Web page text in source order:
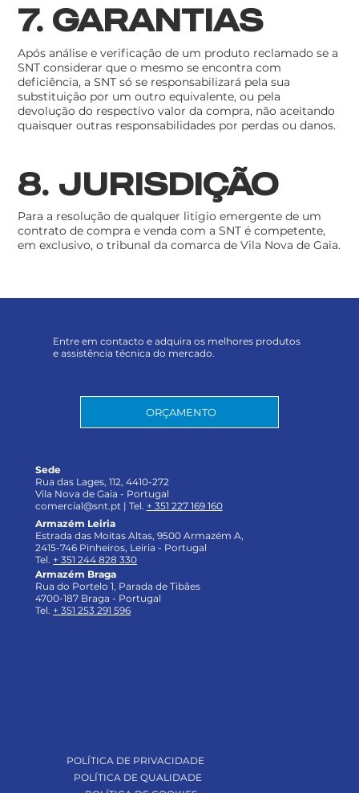
7. GARANTIAS
Após análise e verificação de um produto reclamado se a
SNT considerar que o mesmo se encontra com
deficiência, a SNT só se responsabilizará pela sua
substituição por um outro equivalente, ou pela
devolução do respectivo valor da compra, não aceitando
quaisquer outras responsabilidades por perdas ou danos.
8. JURISDIÇÃO
Para a resolução de qualquer litigio emergente de um
contrato de compra e venda com a SNT é competente,
em exclusivo, o tribunal da comarca de Vila Nova de Gaia.
Sede
Rua das Lages, 112, 4410-272
Vila Nova de Gaia - Portugal
comercial@snt.pt | Tel. + 351 227 169 160
Armazém Leiria
Estrada das Moitas Altas, 9500 Armazém A,
2415-746 Pinheiros, Leiria - Portugal
Tel. + 351 244 828 330
Armazém Braga
Rua do Portelo 1, Parada de Tibães
4700-187 Braga - Portugal
Tel. + 351 253 291 596
Entre em contacto e adquira os melhores produtos
e assistência técnica do mercado.
ORÇAMENTO
POLÍTICA DE PRIVACIDADE
POLÍTICA DE QUALIDADE